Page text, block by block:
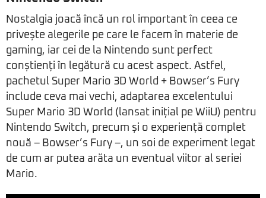
Nostalgia joacă încă un rol important în ceea ce
privește alegerile pe care le facem în materie de
gaming, iar cei de la Nintendo sunt perfect
conștienți în legătură cu acest aspect. Astfel,
pachetul Super Mario 3D World + Bowser’s Fury
include ceva mai vechi, adaptarea excelentului
Super Mario 3D World (lansat inițial pe WiiU) pentru
Nintendo Switch, precum și o experiență complet
nouă – Bowser’s Fury –, un soi de experiment legat
de cum ar putea arăta un eventual viitor al seriei
Mario.